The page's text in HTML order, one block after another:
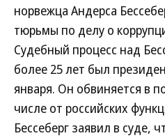
норвежца Андерса
тюрьмы по делу о
Судебный процесс над
более 25 лет был
января. Он обвиняется в
числе от российских
Бессеберг заявил в суде,